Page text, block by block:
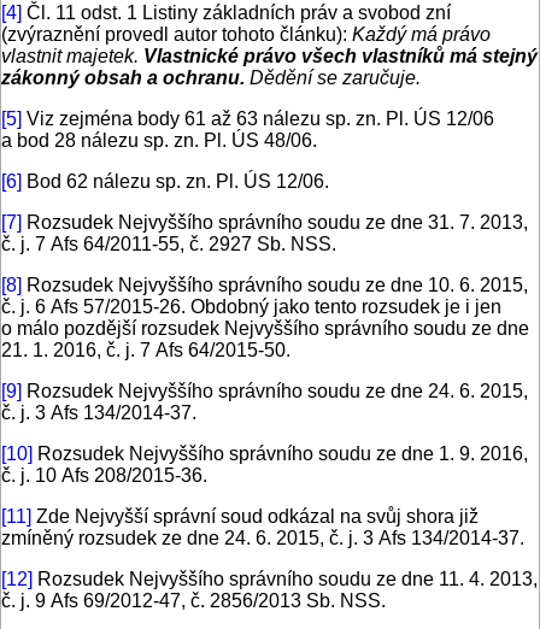
[4] Čl. 11 odst. 1 Listiny základních práv a svobod zní
(zvýraznění provedl autor tohoto článku): Každý má právo
vlastnit majetek. Vlastnické právo všech vlastníků má stejný
zákonný obsah a ochranu. Dědění se zaručuje.
[5] Viz zejména body 61 až 63 nálezu sp. zn. Pl. ÚS 12/06
a bod 28 nálezu sp. zn. Pl. ÚS 48/06.
[6] Bod 62 nálezu sp. zn. Pl. ÚS 12/06.
[7] Rozsudek Nejvyššího správního soudu ze dne 31. 7. 2013,
č. j. 7 Afs 64/2011-55, č. 2927 Sb. NSS.
[8] Rozsudek Nejvyššího správního soudu ze dne 10. 6. 2015,
č. j. 6 Afs 57/2015-26. Obdobný jako tento rozsudek je i jen
o málo pozdější rozsudek Nejvyššího správního soudu ze dne
21. 1. 2016, č. j. 7 Afs 64/2015-50.
[9] Rozsudek Nejvyššího správního soudu ze dne 24. 6. 2015,
č. j. 3 Afs 134/2014-37.
[10] Rozsudek Nejvyššího správního soudu ze dne 1. 9. 2016,
č. j. 10 Afs 208/2015-36.
[11] Zde Nejvyšší správní soud odkázal na svůj shora již
zmíněný rozsudek ze dne 24. 6. 2015, č. j. 3 Afs 134/2014-37.
[12] Rozsudek Nejvyššího správního soudu ze dne 11. 4. 2013,
č. j. 9 Afs 69/2012-47, č. 2856/2013 Sb. NSS.